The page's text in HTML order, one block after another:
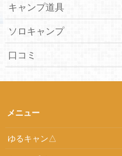
キャンプ道具
ソロキャンプ
口コミ
メニュー
ゆるキャン△